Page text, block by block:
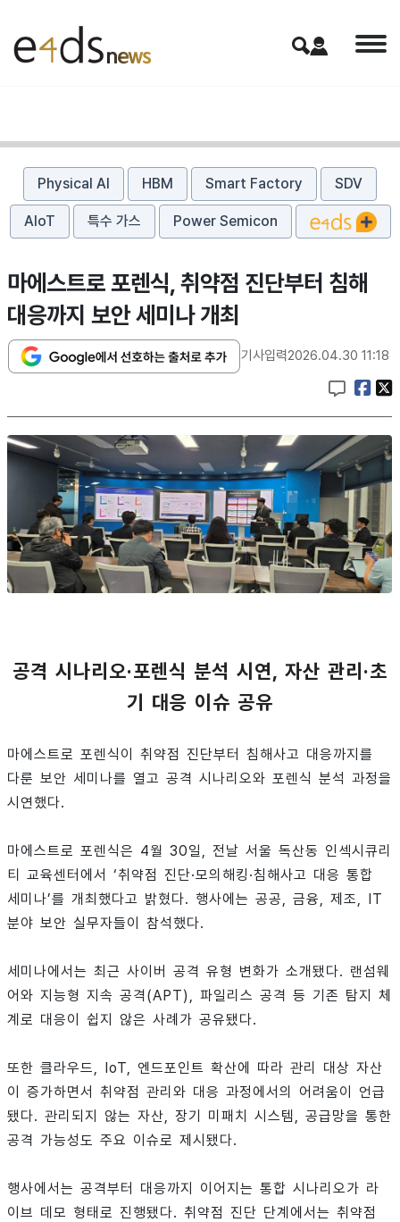
Physical AI HBM Smart Factory SDV
AIoT 특수 가스 Power Semicon
마에스트로 포렌식, 취약점 진단부터 침해
대응까지 보안 세미나 개최
기사입력2026.04.30 11:18
공격 시나리오·포렌식 분석 시연, 자산 관리·초
기 대응 이슈 공유
마에스트로 포렌식이 취약점 진단부터 침해사고 대응까지를
다룬 보안 세미나를 열고 공격 시나리오와 포렌식 분석 과정을
시연했다.
마에스트로 포렌식은 4월 30일, 전날 서울 독산동 인섹시큐리
티 교육센터에서 ‘취약점 진단·모의해킹·침해사고 대응 통합
세미나’를 개최했다고 밝혔다. 행사에는 공공, 금융, 제조, IT
분야 보안 실무자들이 참석했다.
세미나에서는 최근 사이버 공격 유형 변화가 소개됐다. 랜섬웨
어와 지능형 지속 공격(APT), 파일리스 공격 등 기존 탐지 체
계로 대응이 쉽지 않은 사례가 공유됐다.
또한 클라우드, IoT, 엔드포인트 확산에 따라 관리 대상 자산
이 증가하면서 취약점 관리와 대응 과정에서의 어려움이 언급
됐다. 관리되지 않는 자산, 장기 미패치 시스템, 공급망을 통한
공격 가능성도 주요 이슈로 제시됐다.
행사에서는 공격부터 대응까지 이어지는 통합 시나리오가 라
이브 데모 형태로 진행됐다. 취약점 진단 단계에서는 취약점